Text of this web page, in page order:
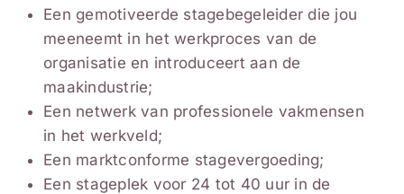
Een gemotiveerde stagebegeleider die jou
meeneemt in het werkproces van de
organisatie en introduceert aan de
maakindustrie;
Een netwerk van professionele vakmensen
in het werkveld;
Een marktconforme stagevergoeding;
Een stageplek voor 24 tot 40 uur in de